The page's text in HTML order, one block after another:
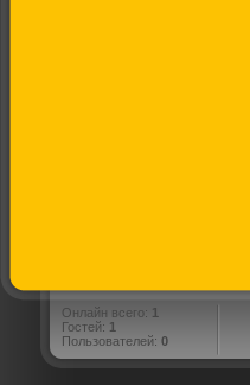
Онлайн всего: 1
Гостей: 1
Пользователей: 0